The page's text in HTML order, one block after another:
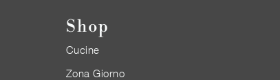
Shop
Cucine
Zona Giorno